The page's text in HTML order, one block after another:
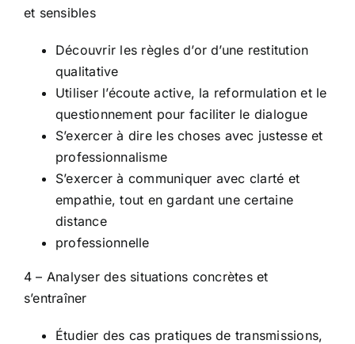
et sensibles
Découvrir les règles d’or d’une restitution
qualitative
Utiliser l’écoute active, la reformulation et le
questionnement pour faciliter le dialogue
S’exercer à dire les choses avec justesse et
professionnalisme
S’exercer à communiquer avec clarté et
empathie, tout en gardant une certaine
distance
professionnelle
4 – Analyser des situations concrètes et
s’entraîner
Étudier des cas pratiques de transmissions,